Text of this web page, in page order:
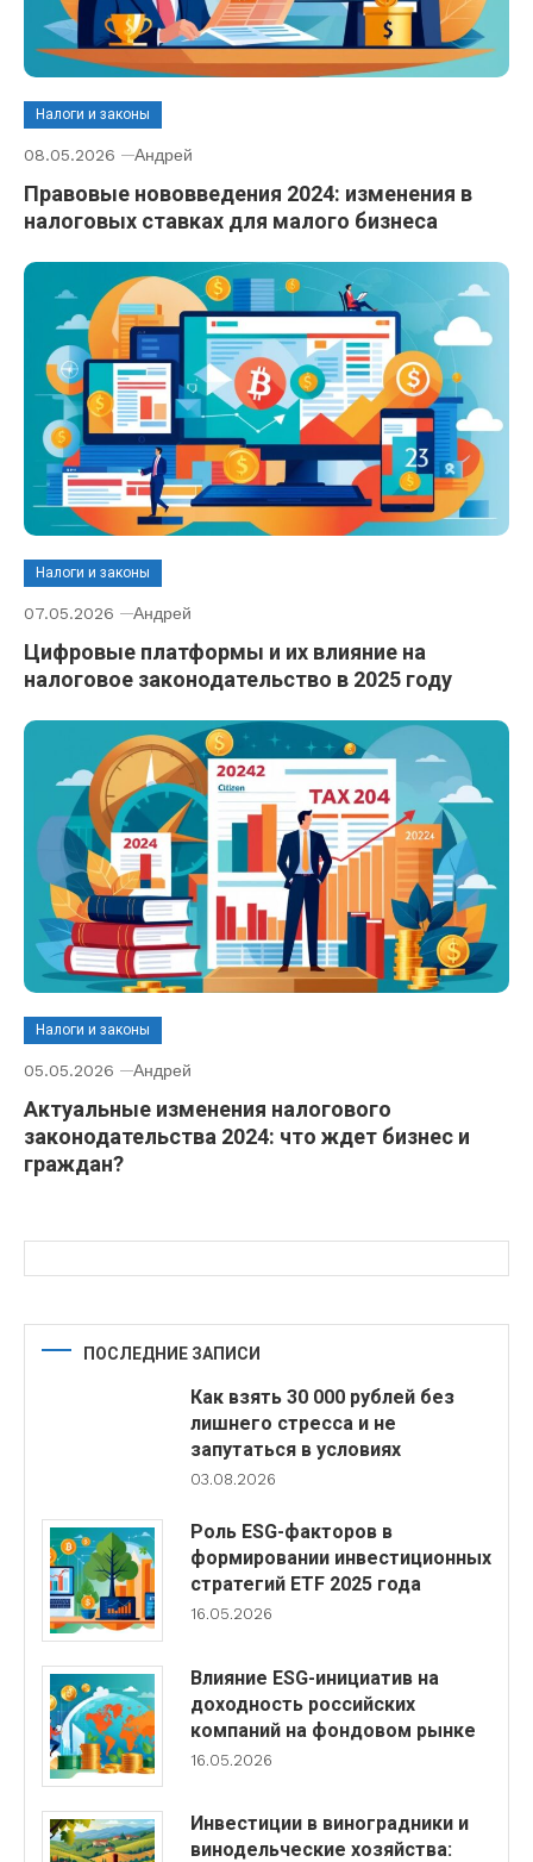
Налоги и законы
08.05.2026 Андрей
Правовые нововведения 2024: изменения в
налоговых ставках для малого бизнеса
Налоги и законы
07.05.2026 Андрей
Цифровые платформы и их влияние на
налоговое законодательство в 2025 году
Налоги и законы
05.05.2026 Андрей
Актуальные изменения налогового
законодательства 2024: что ждет бизнес и
граждан?
ПОСЛЕДНИЕ ЗАПИСИ
Как взять 30 000 рублей без
лишнего стресса и не
запутаться в условиях
03.08.2026
Роль ESG-факторов в
формировании инвестиционных
стратегий ETF 2025 года
16.05.2026
Влияние ESG-инициатив на
доходность российских
компаний на фондовом рынке
16.05.2026
Инвестиции в виноградники и
винодельческие хозяйства: